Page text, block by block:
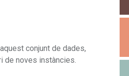
conjunt de dades,
de noves instàncies.